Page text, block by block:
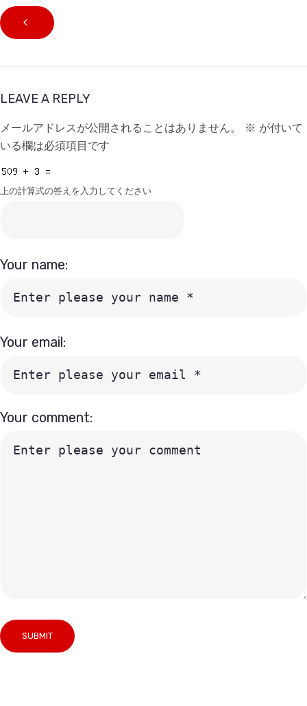
LEAVE A REPLY
メールアドレスが公開されることはありません。 ※ が付いて
いる欄は必須項目です
Your comment:
上の計算式の答えを入力してください
Your name:
Your email: